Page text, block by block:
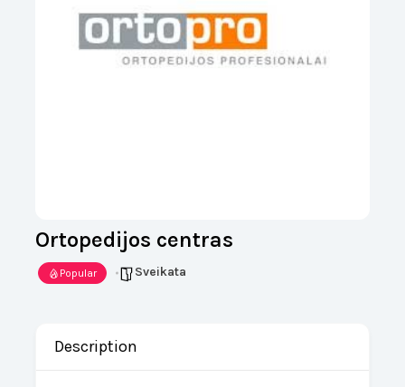
Ortopedijos centras
Popular Sveikata
Description